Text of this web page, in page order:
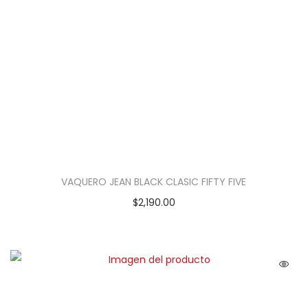
VAQUERO JEAN BLACK CLASIC FIFTY FIVE
$2,190.00